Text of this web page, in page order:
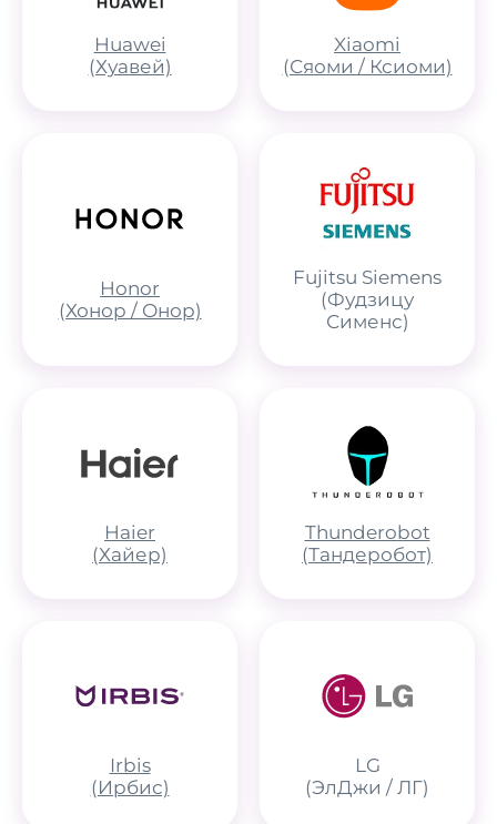
Huawei
(Хуавей)
Xiaomi
(Сяоми / Ксиоми)
Honor
(Хонор / Онор)
Fujitsu Siemens
(Фудзицу
Сименс)
Haier
(Хайер)
Thunderobot
(Тандеробот)
Irbis
(Ирбис)
LG
(ЭлДжи / ЛГ)